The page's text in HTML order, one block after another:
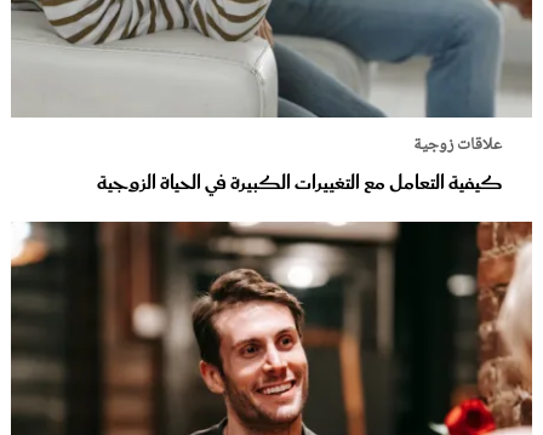
علاقات زوجية
كيفية التعامل مع التغييرات الكبيرة في الحياة الزوجية